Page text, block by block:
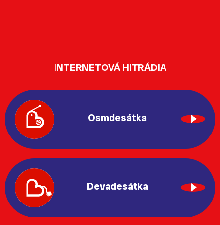
INTERNETOVÁ HITRÁDIA
Osmdesátka
Devadesátka